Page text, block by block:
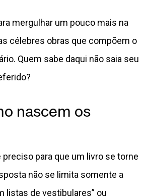
mergulhar um pouco mais na
célebres obras que compõem o
Quem sabe daqui não saia seu
nascem os
preciso para que um livro se torne
não se limita somente a
listas de vestibulares” ou